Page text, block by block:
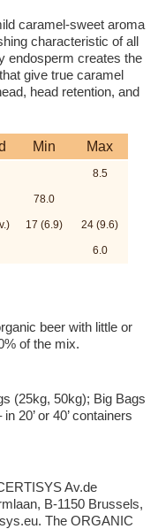
caramel-sweet aroma
characteristic of all
endosperm creates the
give true caramel
head retention, and
Min Max
8.5
78.0
17 (6.9) 24 (9.6)
6.0
beer with little or
of the mix.
(25kg, 50kg); Big Bags
20’ or 40’ containers
Av.de
B-1150 Brussels,
The ORGANIC